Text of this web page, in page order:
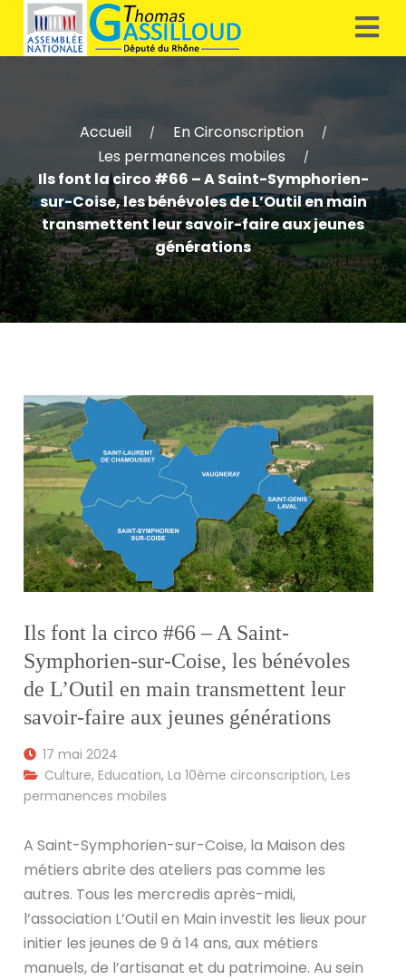
Accueil / En Circonscription /
Les permanences mobiles /
Ils font la circo #66 – A Saint-Symphorien-
sur-Coise, les bénévoles de L’Outil en main
transmettent leur savoir-faire aux jeunes
générations
Ils font la circo #66 – A Saint-
Symphorien-sur-Coise, les bénévoles
de L’Outil en main transmettent leur
savoir-faire aux jeunes générations
17 mai 2024
Culture,Education,La 10ème circonscription,Les
permanences mobiles
A Saint-Symphorien-sur-Coise, la Maison des
métiers abrite des ateliers pas comme les
autres. Tous les mercredis après-midi,
l’association L’Outil en Main investit les lieux pour
initier les jeunes de 9 à 14 ans, aux métiers
manuels, de l’artisanat et du patrimoine. Au sein